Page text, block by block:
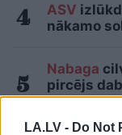
LA.LV - Do Not
ASV
nākamo
Nabaga
pircējs
noteikti